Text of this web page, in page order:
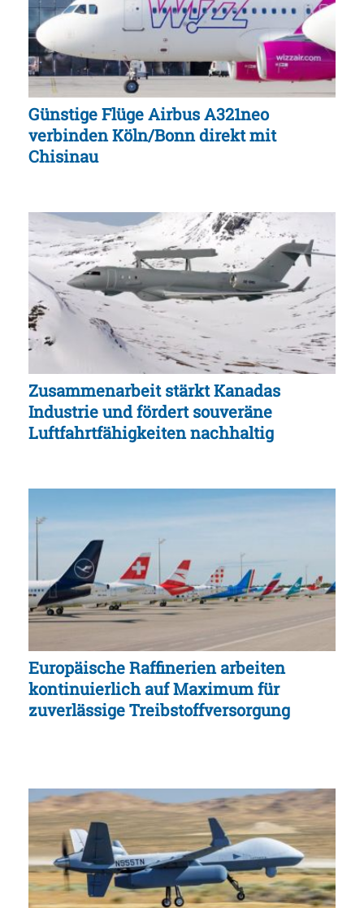
Günstige Flüge Airbus A321neo
verbinden Köln/Bonn direkt mit
Chisinau
Zusammenarbeit stärkt Kanadas
Industrie und fördert souveräne
Luftfahrtfähigkeiten nachhaltig
Europäische Raffinerien arbeiten
kontinuierlich auf Maximum für
zuverlässige Treibstoffversorgung